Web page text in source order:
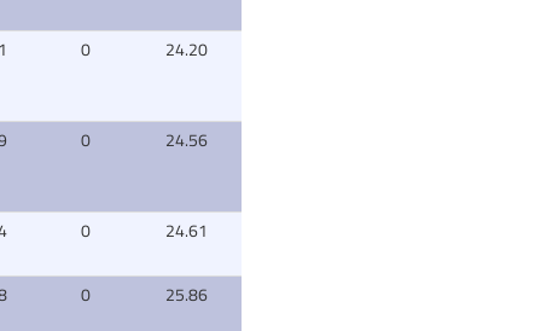
0 24.20
0 24.56
0 24.61
0 25.86